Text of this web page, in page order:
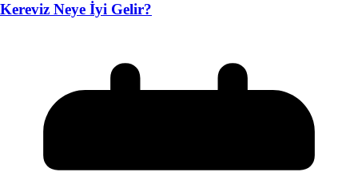
Kereviz Neye İyi Gelir?